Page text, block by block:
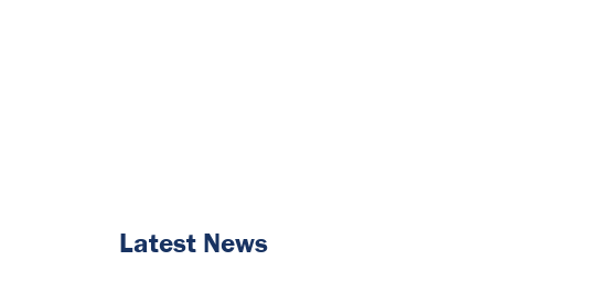
Latest News